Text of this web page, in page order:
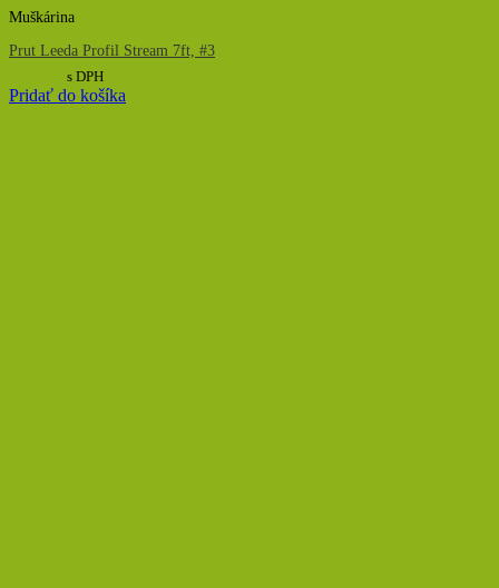
Muškárina
Prut Leeda Profil Stream 7ft, #3
s DPH
Pridať do košíka